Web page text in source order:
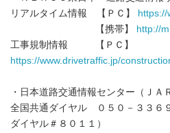
リアルタイム情報 【ＰＣ】
https://
【携帯】
http://
工事規制情報 【ＰＣ】
https://www.drivetraffic.jp/
・日本道路交通情報センター（Ｊ
全国共通ダイヤル ０５０－３３６
ダイヤル＃８０１１）